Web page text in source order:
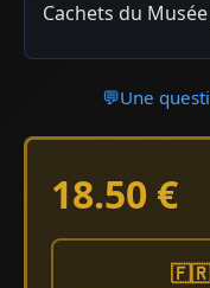
Cachets du
💬Une
18.50 €
🇫🇷